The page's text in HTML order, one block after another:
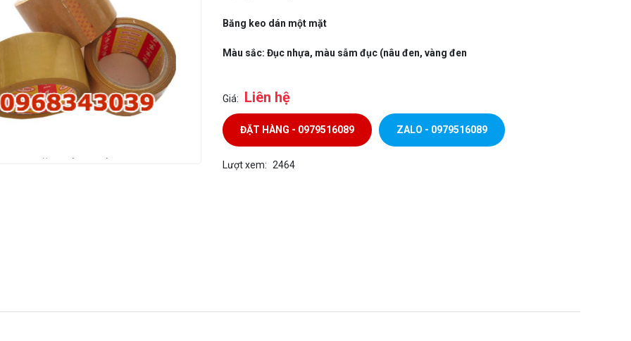
Băng keo dán một mặt
Màu sắc: Đục nhựa, màu sẫm đục (nâu đen, vàng đen
Giá: Liên hệ
ĐẶT HÀNG - 0979516089 ZALO - 0979516089
Lượt xem: 2464